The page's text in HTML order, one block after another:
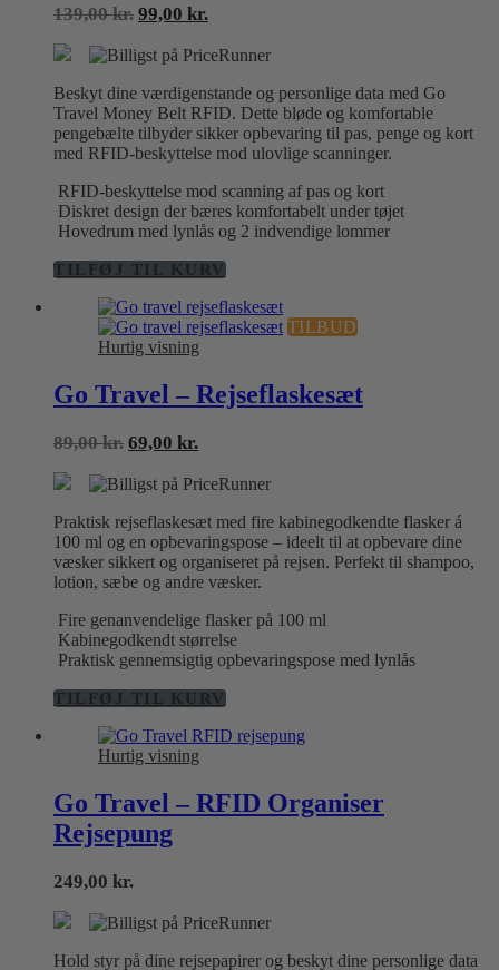
139,00kr. Den
pris
139,00 kr..
99,00 kr.Den
pris
99,00 kr..
Beskyt dine værdigenstande og personlige data med Go
Travel Money Belt RFID. Dette bløde og komfortable
pengebælte tilbyder sikker opbevaring til pas, penge og kort
med RFID-beskyttelse mod ulovlige scanninger.
RFID-beskyttelse mod scanning af pas og kort
Diskret design der bæres komfortabelt under tøjet
Hovedrum med lynlås og 2 indvendige lommer
TILFØJ TIL KURV
TILBUD
Hurtig visning
Go Travel – Rejseflaskesæt
89,00kr. Den
pris
89,00 kr..
69,00 kr.
pris
69,00 kr..
Praktisk rejseflaskesæt med fire kabinegodkendte flasker á
100 ml og en opbevaringspose – ideelt til at opbevare dine
væsker sikkert og organiseret på rejsen. Perfekt til shampoo,
lotion, sæbe og andre væsker.
Fire genanvendelige flasker på 100 ml
Kabinegodkendt størrelse
Praktisk gennemsigtig opbevaringspose med lynlås
TILFØJ TIL KURV
Hurtig visning
Go Travel – RFID Organiser
Rejsepung
249,00 kr.
Hold styr på dine rejsepapirer og beskyt dine personlige data